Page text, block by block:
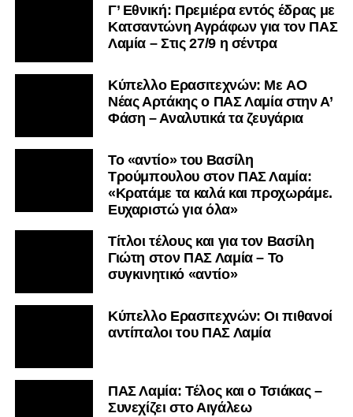
Γ’ Εθνική: Πρεμιέρα εντός έδρας με
Κατσαντώνη Αγράφων για τον ΠΑΣ
Λαμία – Στις 27/9 η σέντρα
Kύπελλο Ερασιτεχνών: Με AO
Nέας Αρτάκης ο ΠΑΣ Λαμία στην Α’
Φάση – Αναλυτικά τα ζευγάρια
Το «αντίο» του Βασίλη
Τρούμπουλου στον ΠΑΣ Λαμία:
«Κρατάμε τα καλά και προχωράμε.
Ευχαριστώ για όλα»
Τίτλοι τέλους και για τον Βασίλη
Γιώτη στον ΠΑΣ Λαμία – Το
συγκινητικό «αντίο»
Κύπελλο Ερασιτεχνών: Οι πιθανοί
αντίπαλοι του ΠΑΣ Λαμία
ΠΑΣ Λαμία: Τέλος και ο Τσιάκας –
Συνεχίζει στο Αιγάλεω